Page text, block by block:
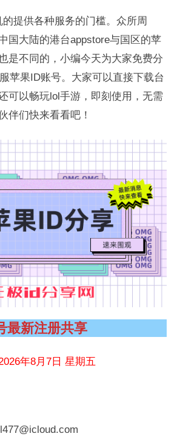
提供各种服务的门槛。众所周
国大陆的港台appstore与国区的苹
是不同的，小编今天为大家免费分
苹果ID账号。大家可以直接下载台
可以畅玩lol手游，即刻使用，无需
伴们快来看看吧！
最新注册共享
年8月7日 星期五